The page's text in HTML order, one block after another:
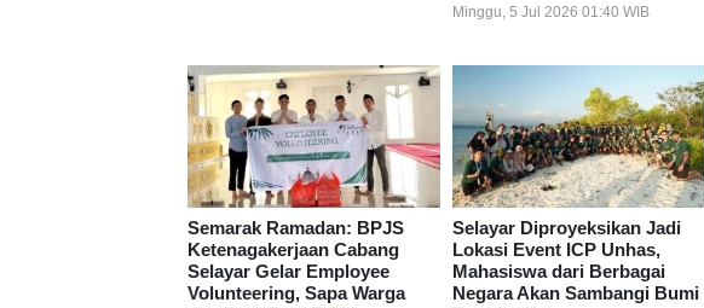
Minggu, 5 Jul 2026 01:40 WIB
Semarak Ramadan: BPJS
Ketenagakerjaan Cabang
Selayar Gelar Employee
Volunteering, Sapa Warga
Selayar Diproyeksikan Jadi
Lokasi Event ICP Unhas,
Mahasiswa dari Berbagai
Negara Akan Sambangi Bumi